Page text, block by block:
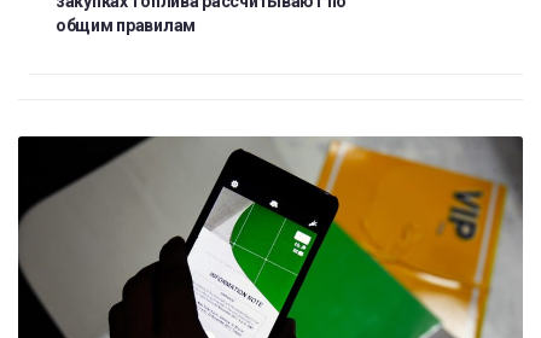
общим правилам